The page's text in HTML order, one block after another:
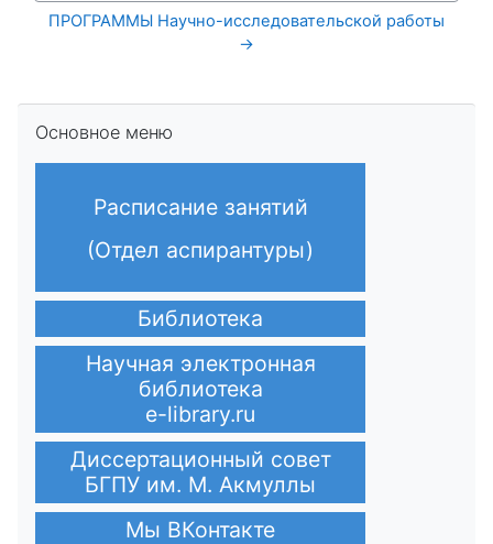
ПРОГРАММЫ Научно-исследовательской работы
→
Основное меню
Расписание занятий
(Отдел аспирантуры)
Библиотека
Научная электронная
библиотека
e-library.ru
Диссертационный совет
БГПУ им. М. Акмуллы
Мы ВКонтакте